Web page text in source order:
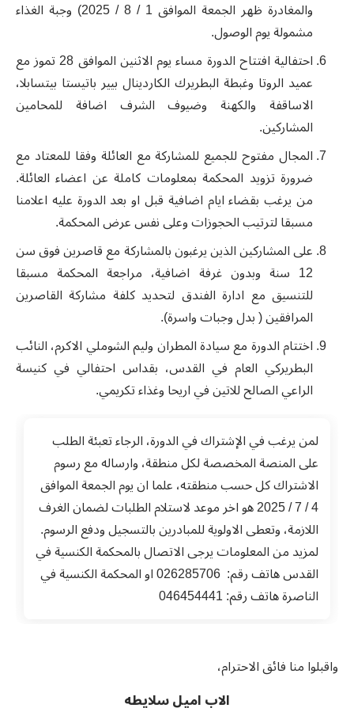
والمغادرة ظهر الجمعة الموافق 1 / 8 / 2025) وجبة الغذاء
مشمولة يوم الوصول.
احتفالية افتتاح الدورة مساء يوم الاثنين الموافق 28 تموز مع
عميد الروتا وغبطة البطريرك الكاردينال بيير باتيستا بيتسابلا،
الاساقفة والكهنة وضيوف الشرف اضافة للمحامين
المشاركين.
المجال مفتوح للجميع للمشاركة مع العائلة وفقا للمعتاد مع
ضرورة تزويد المحكمة بمعلومات كاملة عن اعضاء العائلة.
من يرغب بقضاء ايام اضافية قبل او بعد الدورة عليه اعلامنا
مسبقا لترتيب الحجوزات وعلى نفس عرض المحكمة.
على المشاركين الذين يرغبون بالمشاركة مع قاصرين فوق سن
12 سنة وبدون غرفة اضافية، مراجعة المحكمة مسبقا
للتنسيق مع ادارة الفندق لتحديد كلفة مشاركة القاصرين
المرافقين ( بدل وجبات واسرة).
اختتام الدورة مع سيادة المطران وليم الشوملي الاكرم، النائب
البطريركي العام في القدس، بقداس احتفالي في كنيسة
الراعي الصالح للاتين في اريحا وغذاء تكريمي.
لمن يرغب في الإشتراك في الدورة، الرجاء تعبئة الطلب
على المنصة المخصصة لكل منطقة، وارساله مع رسوم
الاشتراك كل حسب منطقته، علما ان يوم الجمعة الموافق
4 / 7 / 2025 هو اخر موعد لاستلام الطلبات لضمان الغرف
اللازمة، وتعطى الاولوية للمبادرين بالتسجيل ودفع الرسوم.
لمزيد من المعلومات يرجى الاتصال بالمحكمة الكنسية في
القدس هاتف رقم: 026285706 او المحكمة الكنسية في
الناصرة هاتف رقم: 046454441
واقبلوا منا فائق الاحترام،
الاب اميل سلايطه